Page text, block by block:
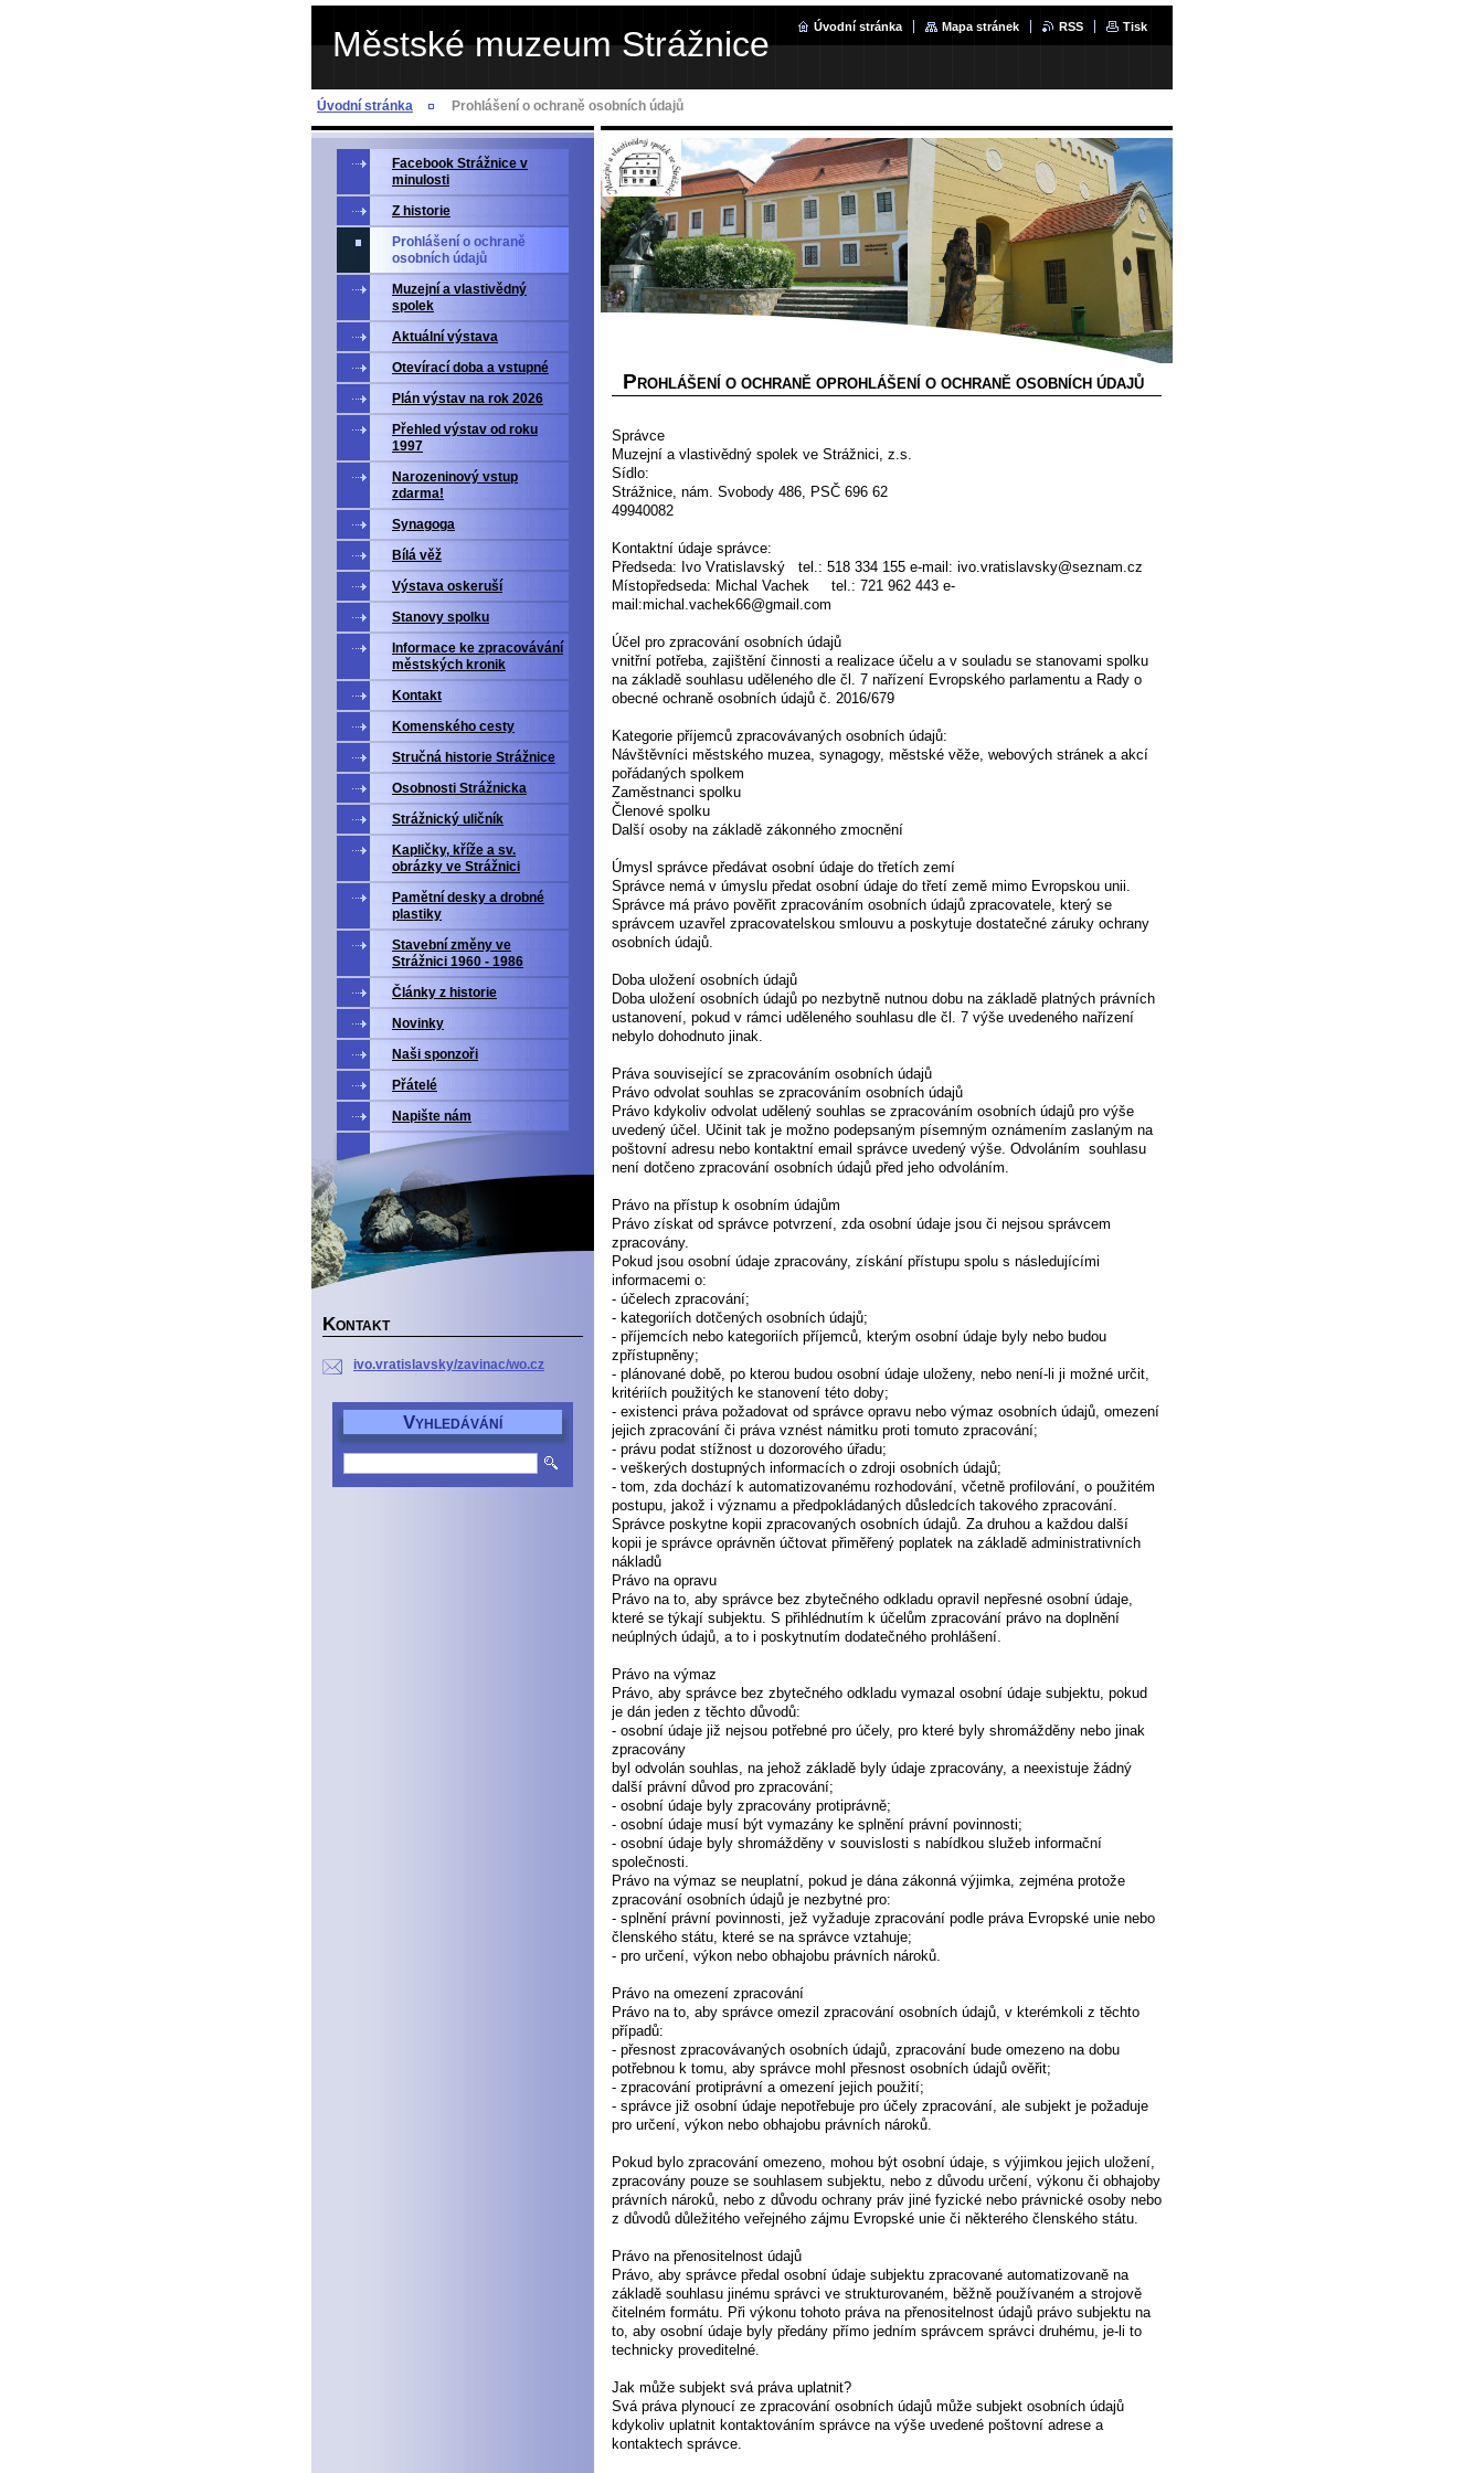
Městské muzeum Strážnice Úvodní stránka Mapa stránek RSS Tisk
Úvodní stránka Prohlášení o ochraně osobních údajů
P ROHLÁŠENÍ O OCHRANĚ OPROHLÁŠENÍ O OCHRANĚ OSOBNÍCH ÚDAJŮ
Správce
Muzejní a vlastivědný spolek ve Strážnici, z.s.
Sídlo:
Strážnice, nám. Svobody 486, PSČ 696 62
49940082
Kontaktní údaje správce:
Předseda: Ivo Vratislavský tel.: 518 334 155 e-mail: ivo.vratislavsky@seznam.cz
Místopředseda: Michal Vachek tel.: 721 962 443 e-
mail:michal.vachek66@gmail.com
Účel pro zpracování osobních údajů
vnitřní potřeba, zajištění činnosti a realizace účelu a v souladu se stanovami spolku
na základě souhlasu uděleného dle čl. 7 nařízení Evropského parlamentu a Rady o
obecné ochraně osobních údajů č. 2016/679
Kategorie příjemců zpracovávaných osobních údajů:
Návštěvníci městského muzea, synagogy, městské věže, webových stránek a akcí
pořádaných spolkem
Zaměstnanci spolku
Členové spolku
Další osoby na základě zákonného zmocnění
Úmysl správce předávat osobní údaje do třetích zemí
Správce nemá v úmyslu předat osobní údaje do třetí země mimo Evropskou unii.
Správce má právo pověřit zpracováním osobních údajů zpracovatele, který se
správcem uzavřel zpracovatelskou smlouvu a poskytuje dostatečné záruky ochrany
osobních údajů.
Doba uložení osobních údajů
Doba uložení osobních údajů po nezbytně nutnou dobu na základě platných právních
ustanovení, pokud v rámci uděleného souhlasu dle čl. 7 výše uvedeného nařízení
nebylo dohodnuto jinak.
Práva související se zpracováním osobních údajů
Právo odvolat souhlas se zpracováním osobních údajů
Právo kdykoliv odvolat udělený souhlas se zpracováním osobních údajů pro výše
uvedený účel. Učinit tak je možno podepsaným písemným oznámením zaslaným na
poštovní adresu nebo kontaktní email správce uvedený výše. Odvoláním souhlasu
není dotčeno zpracování osobních údajů před jeho odvoláním.
Právo na přístup k osobním údajům
Právo získat od správce potvrzení, zda osobní údaje jsou či nejsou správcem
zpracovány.
Pokud jsou osobní údaje zpracovány, získání přístupu spolu s následujícími
informacemi o:
- účelech zpracování;
- kategoriích dotčených osobních údajů;
- příjemcích nebo kategoriích příjemců, kterým osobní údaje byly nebo budou
zpřístupněny;
- plánované době, po kterou budou osobní údaje uloženy, nebo není-li ji možné určit,
kritériích použitých ke stanovení této doby;
- existenci práva požadovat od správce opravu nebo výmaz osobních údajů, omezení
jejich zpracování či práva vznést námitku proti tomuto zpracování;
- právu podat stížnost u dozorového úřadu;
- veškerých dostupných informacích o zdroji osobních údajů;
- tom, zda dochází k automatizovanému rozhodování, včetně profilování, o použitém
postupu, jakož i významu a předpokládaných důsledcích takového zpracování.
Správce poskytne kopii zpracovaných osobních údajů. Za druhou a každou další
kopii je správce oprávněn účtovat přiměřený poplatek na základě administrativních
nákladů
Právo na opravu
Právo na to, aby správce bez zbytečného odkladu opravil nepřesné osobní údaje,
které se týkají subjektu. S přihlédnutím k účelům zpracování právo na doplnění
neúplných údajů, a to i poskytnutím dodatečného prohlášení.
Právo na výmaz
Právo, aby správce bez zbytečného odkladu vymazal osobní údaje subjektu, pokud
je dán jeden z těchto důvodů:
- osobní údaje již nejsou potřebné pro účely, pro které byly shromážděny nebo jinak
zpracovány
byl odvolán souhlas, na jehož základě byly údaje zpracovány, a neexistuje žádný
další právní důvod pro zpracování;
- osobní údaje byly zpracovány protiprávně;
- osobní údaje musí být vymazány ke splnění právní povinnosti;
- osobní údaje byly shromážděny v souvislosti s nabídkou služeb informační
společnosti.
Právo na výmaz se neuplatní, pokud je dána zákonná výjimka, zejména protože
zpracování osobních údajů je nezbytné pro:
- splnění právní povinnosti, jež vyžaduje zpracování podle práva Evropské unie nebo
členského státu, které se na správce vztahuje;
- pro určení, výkon nebo obhajobu právních nároků.
Právo na omezení zpracování
Právo na to, aby správce omezil zpracování osobních údajů, v kterémkoli z těchto
případů:
- přesnost zpracovávaných osobních údajů, zpracování bude omezeno na dobu
potřebnou k tomu, aby správce mohl přesnost osobních údajů ověřit;
- zpracování protiprávní a omezení jejich použití;
- správce již osobní údaje nepotřebuje pro účely zpracování, ale subjekt je požaduje
pro určení, výkon nebo obhajobu právních nároků.
Pokud bylo zpracování omezeno, mohou být osobní údaje, s výjimkou jejich uložení,
zpracovány pouze se souhlasem subjektu, nebo z důvodu určení, výkonu či obhajoby
právních nároků, nebo z důvodu ochrany práv jiné fyzické nebo právnické osoby nebo
z důvodů důležitého veřejného zájmu Evropské unie či některého členského státu.
Právo na přenositelnost údajů
Právo, aby správce předal osobní údaje subjektu zpracované automatizovaně na
základě souhlasu jinému správci ve strukturovaném, běžně používaném a strojově
čitelném formátu. Při výkonu tohoto práva na přenositelnost údajů právo subjektu na
to, aby osobní údaje byly předány přímo jedním správcem správci druhému, je-li to
technicky proveditelné.
Jak může subjekt svá práva uplatnit?
Svá práva plynoucí ze zpracování osobních údajů může subjekt osobních údajů
kdykoliv uplatnit kontaktováním správce na výše uvedené poštovní adrese a
kontaktech správce.
Facebook Strážnice v
minulosti
Z historie
Prohlášení o ochraně
osobních údajů
Muzejní a vlastivědný
spolek
Aktuální výstava
Otevírací doba a vstupné
Plán výstav na rok 2026
Přehled výstav od roku
1997
Narozeninový vstup
zdarma!
Synagoga
Bílá věž
Výstava oskeruší
Stanovy spolku
Informace ke zpracovávání
městských kronik
Kontakt
Komenského cesty
Stručná historie Strážnice
Osobnosti Strážnicka
Strážnický uličník
Kapličky, kříže a sv.
obrázky ve Strážnici
Pamětní desky a drobné
plastiky
Stavební změny ve
Strážnici 1960 - 1986
Články z historie
Novinky
Naši sponzoři
Přátelé
Napište nám
KONTAKT
ivo.vratislavsky/zavinac/wo.cz
VYHLEDÁVÁNÍ